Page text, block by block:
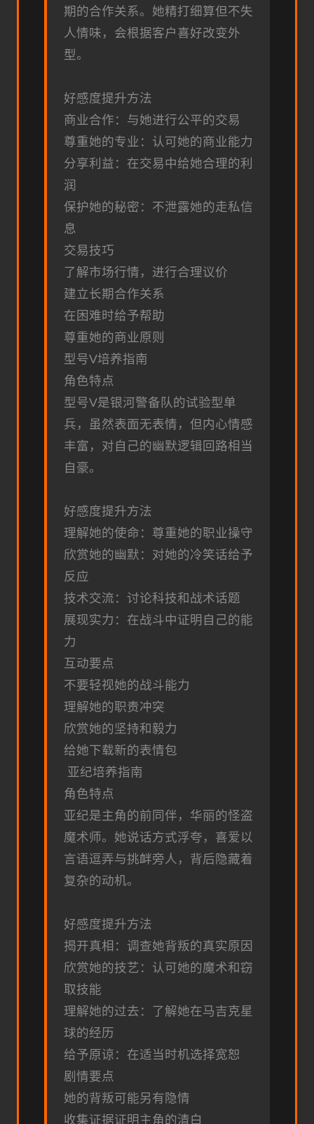
期的合作关系。她精打细算但不失
人情味，会根据客户喜好改变外
型。
好感度提升方法
商业合作：与她进行公平的交易
尊重她的专业：认可她的商业能力
分享利益：在交易中给她合理的利
润
保护她的秘密：不泄露她的走私信
息
交易技巧
了解市场行情，进行合理议价
建立长期合作关系
在困难时给予帮助
尊重她的商业原则
型号V培养指南
角色特点
型号V是银河警备队的试验型单
兵，虽然表面无表情，但内心情感
丰富，对自己的幽默逻辑回路相当
自豪。
好感度提升方法
理解她的使命：尊重她的职业操守
欣赏她的幽默：对她的冷笑话给予
反应
技术交流：讨论科技和战术话题
展现实力：在战斗中证明自己的能
力
互动要点
不要轻视她的战斗能力
理解她的职责冲突
欣赏她的坚持和毅力
给她下载新的表情包
亚纪培养指南
角色特点
亚纪是主角的前同伴，华丽的怪盗
魔术师。她说话方式浮夸，喜爱以
言语逗弄与挑衅旁人，背后隐藏着
复杂的动机。
好感度提升方法
揭开真相：调查她背叛的真实原因
欣赏她的技艺：认可她的魔术和窃
取技能
理解她的过去：了解她在马吉克星
球的经历
给予原谅：在适当时机选择宽恕
剧情要点
她的背叛可能另有隐情
收集证据证明主角的清白